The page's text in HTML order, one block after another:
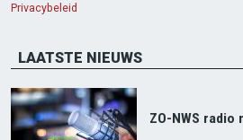
Privacybeleid
LAATSTE NIEUWS
ZO-NWS radio